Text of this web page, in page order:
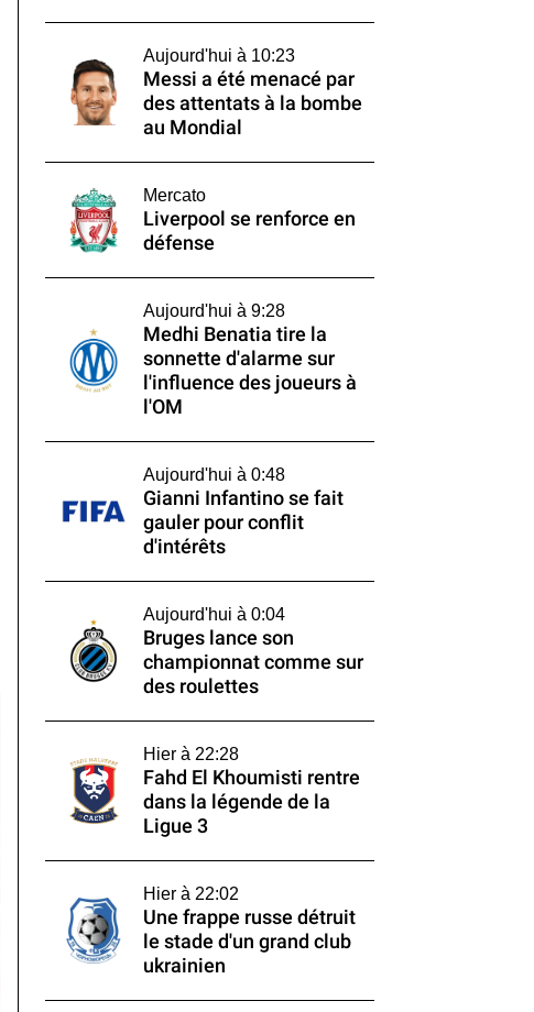
Aujourd'hui à 10:23
Messi a été menacé par
des attentats à la bombe
au Mondial
Mercato
Liverpool se renforce en
défense
Aujourd'hui à 9:28
Medhi Benatia tire la
sonnette d'alarme sur
l'influence des joueurs à
l'OM
Aujourd'hui à 0:48
Gianni Infantino se fait
gauler pour conflit
d'intérêts
Aujourd'hui à 0:04
Bruges lance son
championnat comme sur
des roulettes
Hier à 22:28
Fahd El Khoumisti rentre
dans la légende de la
Ligue 3
Hier à 22:02
Une frappe russe détruit
le stade d'un grand club
ukrainien